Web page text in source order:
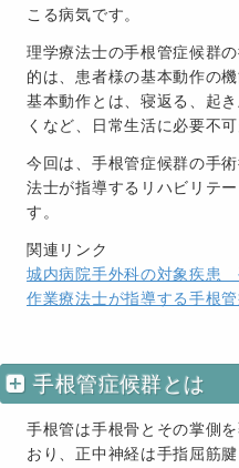
こる病気です。
理学療法士の手根管症候群
的は、患者様の基本動作の機
基本動作とは、寝返る、起
くなど、日常生活に必要不
今回は、手根管症候群の手
法士が指導するリハビリテ
す。
関連リンク
城内病院手外科の対象疾患
作業療法士が指導する手根
手根管症候群とは
手根管は手根骨とその掌側
おり、正中神経は手指屈筋